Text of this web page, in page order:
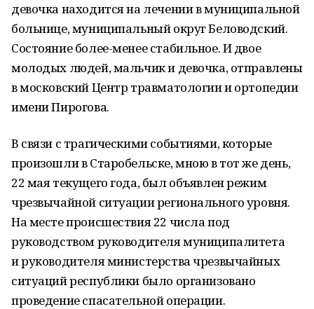
девочка находится на лечении в муниципальной
больнице, муниципальный округ Беловодский.
Состояние более-менее стабильное. И двое
молодых людей, мальчик и девочка, отправлены
в московский Центр травматологии и ортопедии
имени Пирогова.
В связи с трагическими событиями, которые
произошли в Старобельске, мною в тот же день,
22 мая текущего года, был объявлен режим
чрезвычайной ситуации регионального уровня.
На месте происшествия 22 числа под
руководством руководителя муниципалитета
и руководителя министерства чрезвычайных
ситуаций республики было организовано
проведение спасательной операции.